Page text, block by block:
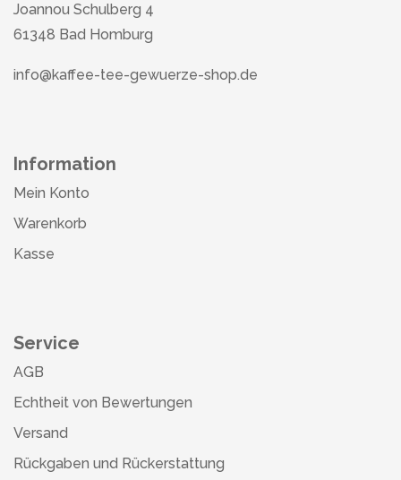
Joannou Schulberg 4
61348 Bad Homburg
info@kaffee-tee-gewuerze-shop.de
Information
Mein Konto
Warenkorb
Kasse
Service
AGB
Echtheit von Bewertungen
Versand
Rückgaben und Rückerstattung